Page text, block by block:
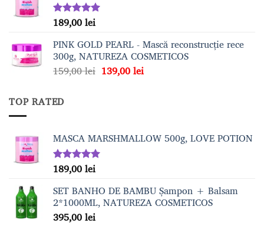
Evaluat la
5.00din 5
189,00lei
PINK GOLD PEARL - Mască reconstrucție rece
300g, NATUREZA COSMETICOS
159,00lei Prețul
139,00leiPrețul
TOP RATED
MASCA MARSHMALLOW 500g, LOVE POTION
Evaluat la
5.00din 5
189,00lei
SET BANHO DE BAMBU Șampon + Balsam
2*1000ML, NATUREZA COSMETICOS
395,00lei